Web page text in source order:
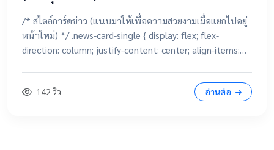
/* สไตล์การ์ดข่าว (แนบมาให้เพื่อความสวยงามเมื่อแยกไปอยู่
หน้าใหม่) */ .news-card-single { display: flex; flex-
direction: column; justify-content: center; align-items:
!important; transition: all 0.3s ease; text-align: center;
142 วิว อ่านต่อ